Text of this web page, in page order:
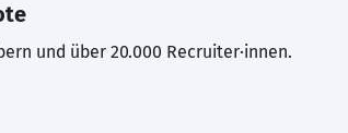
und über 20.000 Recruiter·innen.